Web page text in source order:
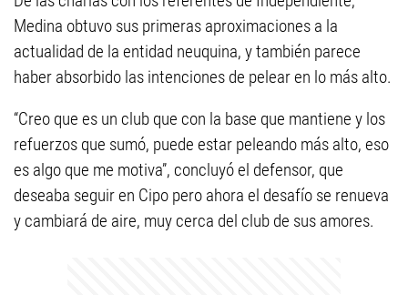
Medina obtuvo sus primeras aproximaciones a la
actualidad de la entidad neuquina, y también parece
haber absorbido las intenciones de pelear en lo más alto.
“Creo que es un club que con la base que mantiene y los
refuerzos que sumó, puede estar peleando más alto, eso
es algo que me motiva”, concluyó el defensor, que
deseaba seguir en Cipo pero ahora el desafío se renueva
y cambiará de aire, muy cerca del club de sus amores.